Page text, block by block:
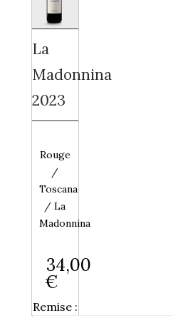
La
Madonnina
2023
Rouge
/
Toscana
/ La
Madonnina
34,00
€
Remise :